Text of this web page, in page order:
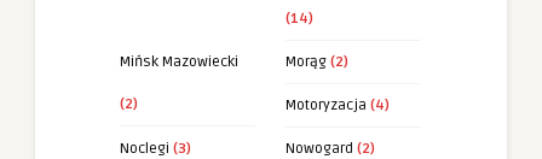
(14)
Mińsk Mazowiecki
(2)
Morąg (2)
Motoryzacja (4)
Noclegi (3) Nowogard (2)